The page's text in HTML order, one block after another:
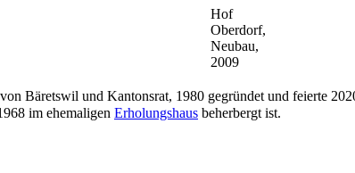
Hof
Oberdorf,
Neubau,
2009
Bäretswil und Kantonsrat, 1980 gegründet und feierte
im ehemaligen Erholungshaus beherbergt ist.